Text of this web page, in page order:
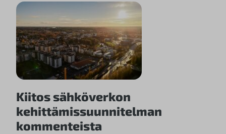
Kiitos sähköverkon
kehittämissuunnitelman
kommenteista